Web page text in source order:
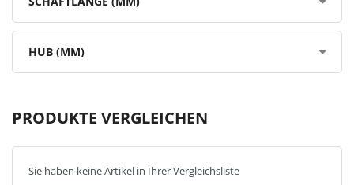
HUB (MM)
PRODUKTE VERGLEICHEN
Sie haben keine Artikel in Ihrer Vergleichsliste